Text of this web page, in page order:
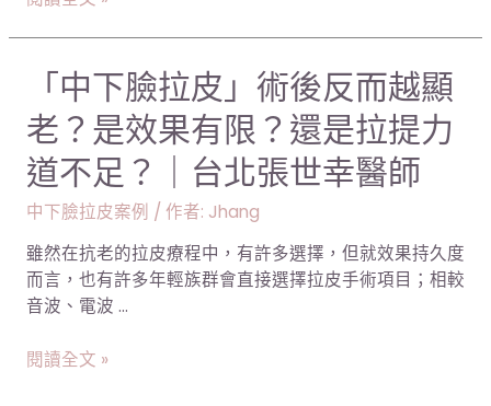
皮！
｜
張
世
幸
醫
師
但
卻
擔
心
髮
際
線
後
移？
台
「中下臉拉皮」術後反而越顯
老？是效果有限？還是拉提力
道不足？｜台北張世幸醫師
中下臉拉皮案例 / 作者: Jhang
雖然在抗老的拉皮療程中，有許多選擇，但就效果持久度
而言，也有許多年輕族群會直接選擇拉皮手術項目；相較
音波、電波 …
「中
臉
拉
皮」
術
反
而
越
老？
閱讀全文 »